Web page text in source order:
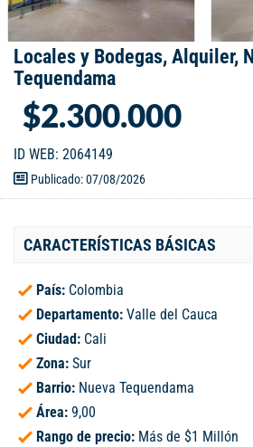
Locales y Bodegas, Alquiler,
Tequendama
$2.300.000
ID WEB: 2064149
Publicado: 07/08/2026
CARACTERÍSTICAS BÁSICAS
País: Colombia
Departamento: Valle del Cauca
Ciudad: Cali
Zona: Sur
Barrio: Nueva Tequendama
Área: 9,00
Rango de precio: Más de $1 Millón